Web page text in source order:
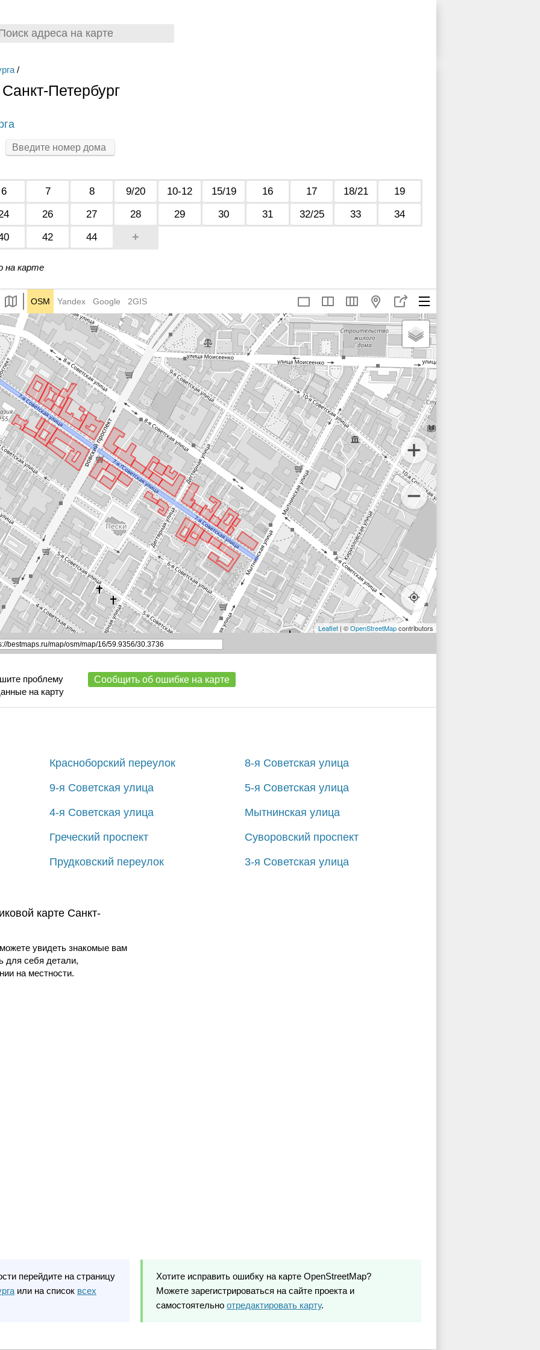
/
Петербург
6 7 8 9/20 10-12 15/19 16 17 18/21
19
26 27 28 29 30 31 32/25 33
34
42 44 +
на карте
OSM Yandex Google 2GIS
Leaflet | ©OpenStreetMapcontributors
проблему
на карту
Сообщить об ошибке на карте
Красноборский переулок 8-я Советская улица
9-я Советская улица 5-я Советская улица
4-я Советская улица Мытнинская улица
Греческий проспект Суворовский проспект
Прудковский переулок 3-я Советская улица
карте Санкт-
увидеть знакомые вам
для себя детали,
на местности.
перейдите на страницу
или на список всех
Хотите исправить ошибку на карте OpenStreetMap?
Можете зарегистрироваться на сайте проекта и
самостоятельно отредактировать карту.